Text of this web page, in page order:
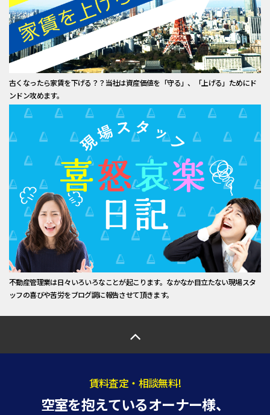
古くなったら家賃を下げる？？当社は資産価値を「守る」、「上げる」ためにド
ンドン攻めます。
不動産管理業は日々いろいろなことが起こります。なかなか目立たない現場スタ
ッフの喜びや苦労をブログ調に報告させて頂きます。
賃料査定・相談無料!
空室を抱えているオーナー様、